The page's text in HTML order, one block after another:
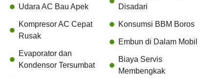
Udara AC Bau Apek
Kompresor AC Cepat
Rusak
Evaporator dan
Kondensor Tersumbat
Disadari
Konsumsi BBM Boros
Embun di Dalam Mobil
Biaya Servis
Membengkak